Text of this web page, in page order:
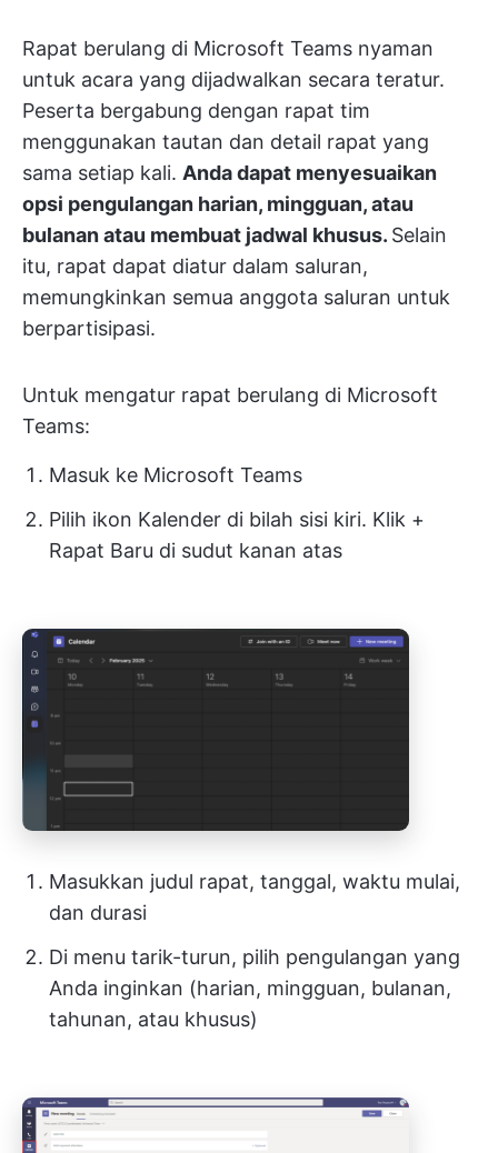
Rapat berulang di Microsoft Teams nyaman
untuk acara yang dijadwalkan secara teratur.
Peserta bergabung dengan rapat tim
menggunakan tautan dan detail rapat yang
sama setiap kali. Anda dapat menyesuaikan
opsi pengulangan harian, mingguan, atau
bulanan atau membuat jadwal khusus. Selain
itu, rapat dapat diatur dalam saluran,
memungkinkan semua anggota saluran untuk
berpartisipasi.
Untuk mengatur rapat berulang di Microsoft
Teams:
Masuk ke Microsoft Teams
Pilih ikon Kalender di bilah sisi kiri. Klik +
Rapat Baru di sudut kanan atas
Masukkan judul rapat, tanggal, waktu mulai,
dan durasi
Di menu tarik-turun, pilih pengulangan yang
Anda inginkan (harian, mingguan, bulanan,
tahunan, atau khusus)